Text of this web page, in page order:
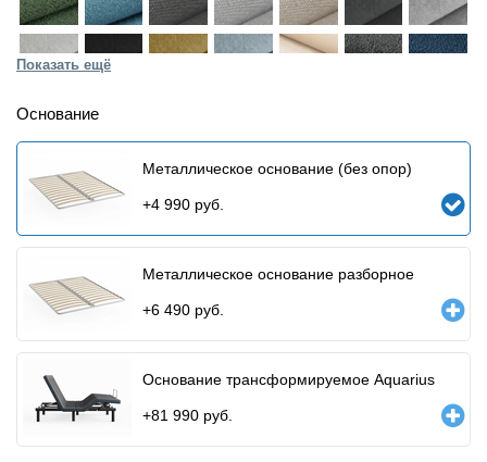
Показать ещё
Основание
Металлическое основание (без опор)
+4 990 руб.
Металлическое основание разборное
+6 490 руб.
Основание трансформируемое Aquarius
+81 990 руб.